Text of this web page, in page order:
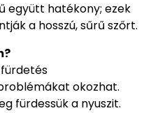
együtt hatékony; ezek
a hosszú, sűrű szőrt.
okozhat.
fürdessük a nyuszit.